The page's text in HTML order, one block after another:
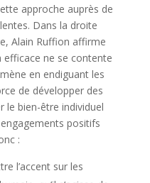
approche auprès de
Dans la droite
Alain Ruffion affirme
efficace ne se contente
en endiguant les
de développer des
le bien-être individuel
positifs
:
l’accent sur les